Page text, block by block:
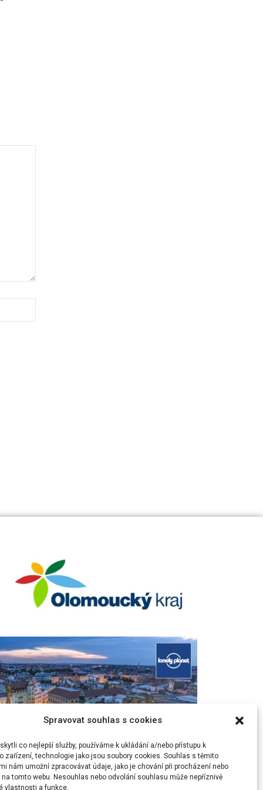
Spravovat souhlas s cookies
co nejlepší služby, používáme k ukládání a/nebo přístupu k
zařízení, technologie jako jsou soubory cookies. Souhlas s těmito
nám umožní zpracovávat údaje, jako je chování při procházení nebo
na tomto webu. Nesouhlas nebo odvolání souhlasu může nepříznivě
vlastnosti a funkce.